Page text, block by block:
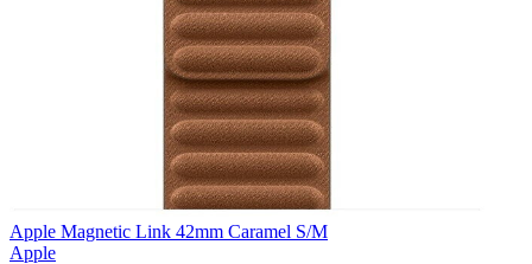
Apple Magnetic Link 42mm Caramel S/M
Apple